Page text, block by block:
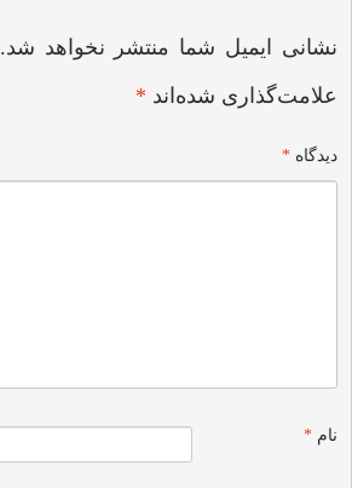
نشانی ایمیل شما منتشر نخواهد شد.
علامت‌گذاری شده‌اند *
دیدگاه*
نام*